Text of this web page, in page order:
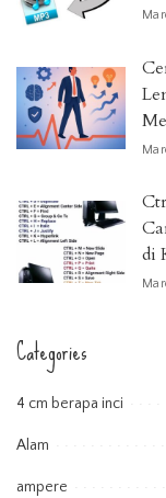
di
Categories
4 cm berapa inci
Alam
ampere